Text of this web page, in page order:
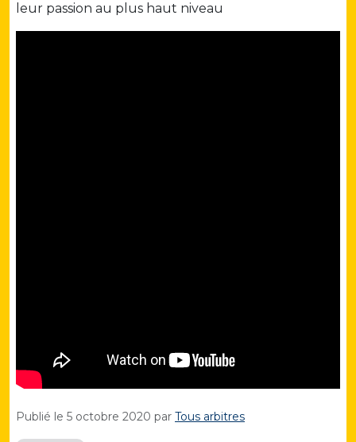
leur passion au plus haut niveau
Publié le 5 octobre 2020 par Tous arbitres